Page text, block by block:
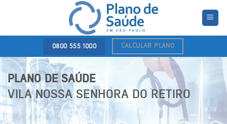
0800 555 1000 CALCULAR PLANO
PLANO DE SAÚDE
VILA NOSSA SENHORA DO RETIRO